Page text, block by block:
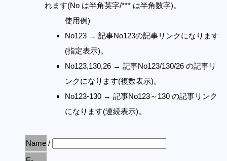
れます(No は半角英字/*** は半角数字)。
使用例)
No123 → 記事No123の記事リンクになります
(指定表示)。
No123,130,26 → 記事No123/130/26 の記事リ
ンクになります(複数表示)。
No123-130 → 記事No123～130 の記事リンク
になります(連続表示)。
Name /